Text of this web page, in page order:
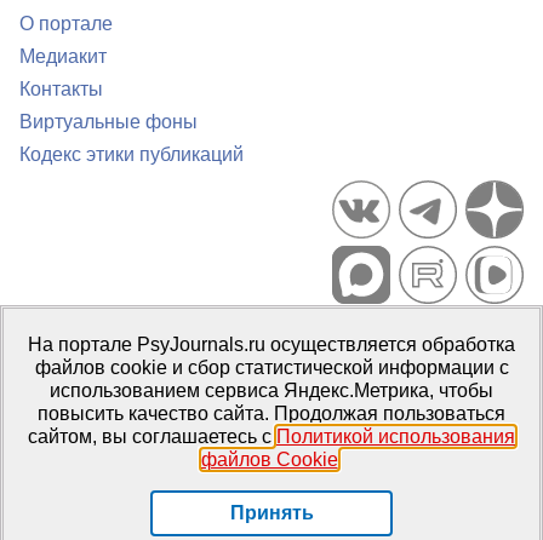
О портале
Медиакит
Контакты
Виртуальные фоны
Кодекс этики публикаций
Портал психологических изданий PsyJournals.ru, 2007–2026
Правила использования материалов
Свидетельство регистрации СМИЭл № ФС77-66447 от 14 июля
2016 г.
Издатель: ФГБОУ ВО МГППУ
На портале PsyJournals.ru осуществляется обработка
файлов cookie и сбор статистической информации с
использованием сервиса Яндекс.Метрика, чтобы
повысить качество сайта. Продолжая пользоваться
сайтом, вы соглашаетесь с Политикой использования
файлов Cookie.
Принять